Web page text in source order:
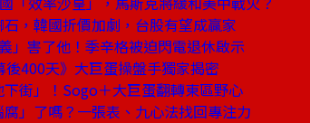
，韓國折價加劇，台股有望成贏家
」害了他！季辛格被迫閃電退休啟示
400天》大巨蛋操盤手獨家揭密
街」！Sogo＋大巨蛋翻轉東區野心
」了嗎？一張表、九心法找回專注力